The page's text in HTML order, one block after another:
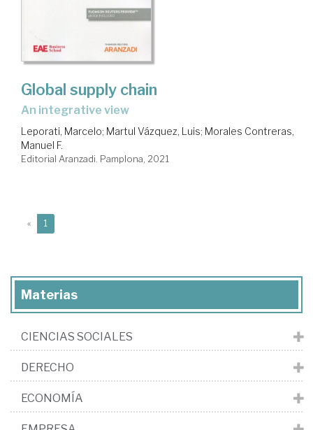
Global supply chain
an integrative view
Leporati, Marcelo; Martul Vázquez, Luis; Morales Contreras,
Manuel F.
Editorial Aranzadi. Pamplona, 2021
« 1
Materias
CIENCIAS SOCIALES
DERECHO
ECONOMÍA